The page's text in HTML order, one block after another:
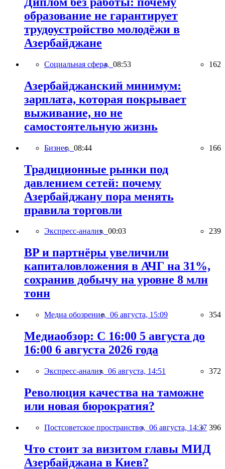
образование не гарантирует
трудоустройство молодёжи в
Азербайджане
Социальная сфера, 08:53 162
Азербайджанский минимум:
зарплата, которая покрывает
выживание, но не
самостоятельную жизнь
Бизнес, 08:44 166
Традиционные рынки под
давлением сетей: почему
Азербайджану пора менять
правила торговли
Экспресс-анализ, 00:03 239
BP и партнёры увеличили
капиталовложения в АЧГ на 31%,
сохранив добычу на уровне 8 млн
тонн
Медиа обозрение, 06 августа, 15:09 354
Медиаобзор: С 16:00 5 августа до
16:00 6 августа 2026 года
Экспресс-анализ, 06 августа, 14:51 372
Революция качества на таможне
или новая бюрократия?
Постсоветское пространство, 06 августа, 14:37 396
Что стоит за визитом главы МИД
Азербайджана в Киев?